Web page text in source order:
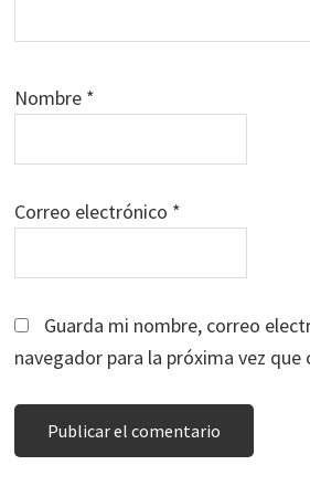
Nombre *
Correo electrónico *
Guarda mi nombre, correo
navegador para la próxima vez que